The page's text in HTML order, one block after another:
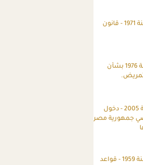
القانون رقم 100 لسنة 1971 - قانون
القانون رقم 115 لسنة 1976 بشأن
القانون رقم 88 لسنة 2005 - دخول
جمهورية مصر
القانون رقم 234 لسنة 1959 - قواعد